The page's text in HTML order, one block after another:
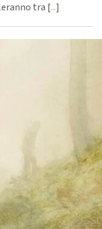
tra [...]